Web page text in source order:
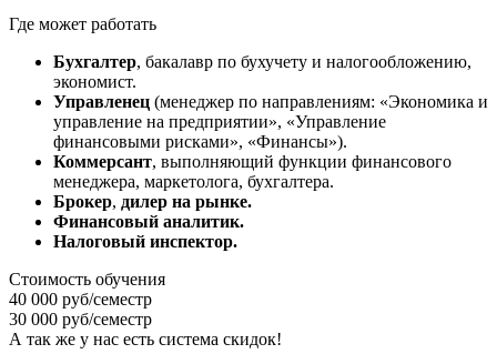
Где может работать
Бухгалтер, бакалавр по бухучету и налогообложению,
экономист.
Управленец (менеджер по направлениям: «Экономика и
управление на предприятии», «Управление
финансовыми рисками», «Финансы»).
Коммерсант, выполняющий функции финансового
менеджера, маркетолога, бухгалтера.
Брокер, дилер на рынке.
Финансовый аналитик.
Налоговый инспектор.
Стоимость обучения
40 000 руб/семестр
30 000 руб/семестр
А так же у нас есть система скидок!